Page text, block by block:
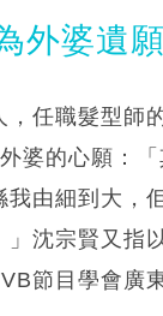
外婆遺
任職髮型師
婆的心願：
由細到大，
」沈宗賢又指
節目學會廣東